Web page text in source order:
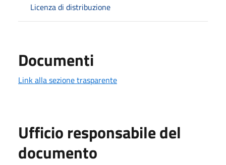
Licenza di distribuzione
Documenti
Link alla sezione trasparente
Ufficio responsabile del
documento